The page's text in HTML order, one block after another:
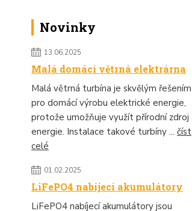
Novinky
13.06.2025
Malá domácí větrná elektrárna
Malá větrná turbína je skvělým řešením
pro domácí výrobu elektrické energie,
protože umožňuje využít přírodní zdroj
energie. Instalace takové turbíny ... číst
celé
01.02.2025
LiFePO4 nabíjecí akumulátory
LiFePO4 nabíjecí akumulátory jsou